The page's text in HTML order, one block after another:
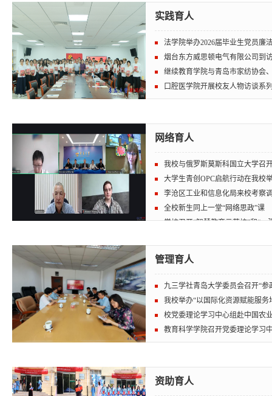
实践育人
法学院举办2026届毕业生党员廉
烟台东方威思顿电气有限公司到
继续教育学院与青岛市家纺协会
口腔医学院开展校友人物访谈系
网络育人
我校与俄罗斯莫斯科国立大学召
大学生青创OPC启航行动在我校
李沧区工业和信息化局来校考察
全校新生同上一堂“网络思政”课
学校召开“智慧教育示范校”和“一
管理育人
九三学社青岛大学委员会召开“参
我校举办“以国际化资源赋能服务
校党委理论学习中心组赴中国农
教育科学学院召开党委理论学习
资助育人